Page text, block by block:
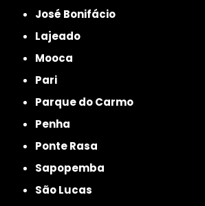
José Bonifácio
Lajeado
Mooca
Pari
Parque do Carmo
Penha
Ponte Rasa
Sapopemba
São Lucas